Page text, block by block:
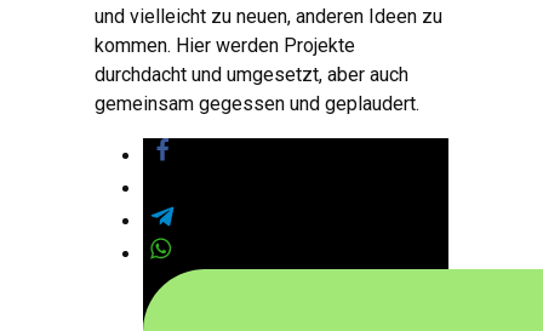
und vielleicht zu neuen, anderen Ideen zu
kommen. Hier werden Projekte
durchdacht und umgesetzt, aber auch
gemeinsam gegessen und geplaudert.